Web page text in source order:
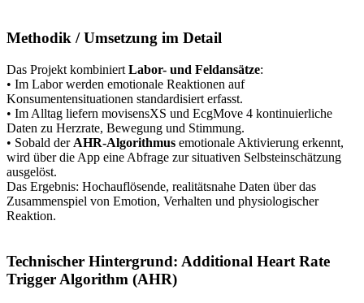
Methodik / Umsetzung im Detail
Das Projekt kombiniert Labor- und Feldansätze:
• Im Labor werden emotionale Reaktionen auf
Konsumentensituationen standardisiert erfasst.
• Im Alltag liefern movisensXS und EcgMove 4 kontinuierliche
Daten zu Herzrate, Bewegung und Stimmung.
• Sobald der AHR-Algorithmus emotionale Aktivierung erkennt,
wird über die App eine Abfrage zur situativen Selbsteinschätzung
ausgelöst.
Das Ergebnis: Hochauflösende, realitätsnahe Daten über das
Zusammenspiel von Emotion, Verhalten und physiologischer
Reaktion.
Technischer Hintergrund: Additional Heart Rate
Trigger Algorithm (AHR)